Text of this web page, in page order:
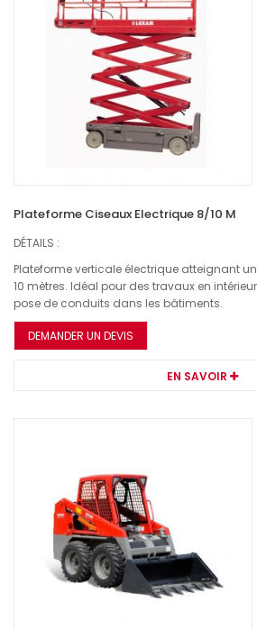
Plateforme Ciseaux Electrique 8/10 M
DÉTAILS :
Plateforme verticale électrique atteignant
10 mètres. Idéal pour des travaux en
pose de conduits dans les bâtiments.
DEMANDER UN DEVIS
EN SAVOIR